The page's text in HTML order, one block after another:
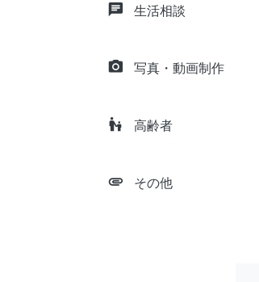
chat 生活相談
camera_alt 写真・動画制作
escalator_warning 高齢者
attachment その他